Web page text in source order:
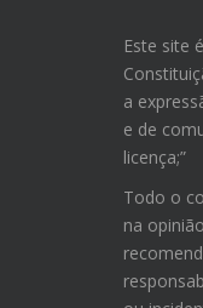
Este site
a
e de
licença;”
Todo o
na